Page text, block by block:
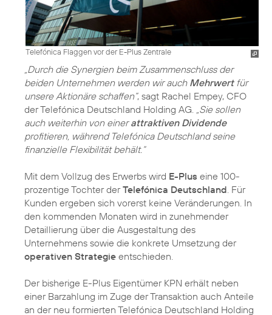
Telefónica Flaggen vor der E-Plus Zentrale
„Durch die Synergien beim Zusammenschluss der
beiden Unternehmen werden wir auch Mehrwert für
unsere Aktionäre schaffen“, sagt Rachel Empey, CFO
der Telefónica Deutschland Holding AG.
„Sie sollen
auch weiterhin von einerattraktiven Dividende
profitieren, während Telefónica Deutschland seine
finanzielle Flexibilität behält.“
Mit dem Vollzug des Erwerbs wird E-Plus eine 100-
prozentige Tochter derTelefónica Deutschland . Für
Kunden ergeben sich vorerst keine Veränderungen. In
den kommenden Monaten wird in zunehmender
Detaillierung über die Ausgestaltung des
Unternehmens sowie die konkrete Umsetzung der
operativen Strategie entschieden.
Der bisherige E-Plus Eigentümer KPN erhält neben
einer Barzahlung im Zuge der Transaktion auch Anteile
an der neu formierten Telefónica Deutschland Holding